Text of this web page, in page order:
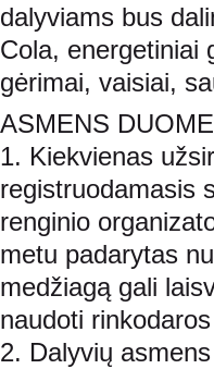
dalyviams bus
Cola, energetiniai
gėrimai, vaisiai,
ASMENS
1. Kiekvienas
registruodamasis
renginio
metu padarytas
medžiagą gali
naudoti
2. Dalyvių